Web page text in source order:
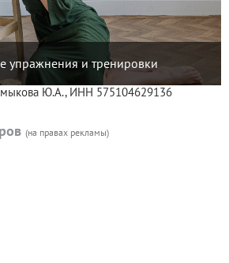
упражнения и тренировки
Ю.А., ИНН 575104629136
(на правах рекламы)